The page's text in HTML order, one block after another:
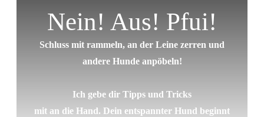
Nein! Aus! Pfui!
Schluss mit rammeln, an der Leine zerren und
andere Hunde anpöbeln!
Ich gebe dir Tipps und Tricks
mit an die Hand. Dein entspannter Hund beginnt